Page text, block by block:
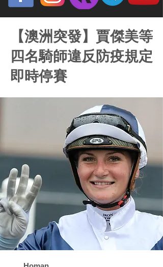
【澳洲突發】賈傑美等
四名騎師違反防疫規定
即時停賽